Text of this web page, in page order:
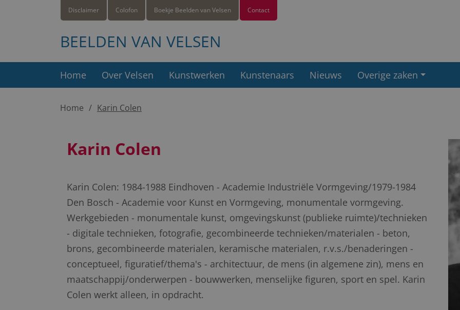
Contact
Boekje Beelden van Velsen
Colofon
Disclaimer
BEELDEN VAN VELSEN
Home Over Velsen Kunstwerken Kunstenaars Nieuws Overige zaken
Home Karin Colen
Karin Colen
Karin Colen: 1984-1988 Eindhoven - Academie Industriële Vormgeving/1979-1984
Den Bosch - Academie voor Kunst en Vormgeving, monumentale vormgeving.
Werkgebieden - monumentale kunst, omgevingskunst (publieke ruimte)/technieken
- digitale technieken, fotografie, gecombineerde technieken/materialen - beton,
brons, gecombineerde materialen, keramische materialen, r.v.s./benaderingen -
conceptueel, figuratief/thema's - architectuur, de mens (in algemene zin), mens en
maatschappij/onderwerpen - bouwwerken, menselijke figuren, sport en spel. Karin
Colen werkt alleen, in opdracht.